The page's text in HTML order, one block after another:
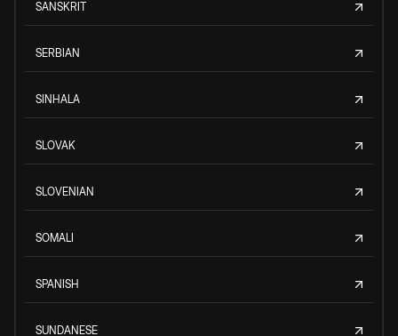
SANSKRIT
SERBIAN
SINHALA
SLOVAK
SLOVENIAN
SOMALI
SPANISH
SUNDANESE